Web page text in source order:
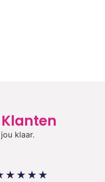
klaar.
★ ★ ★ ★